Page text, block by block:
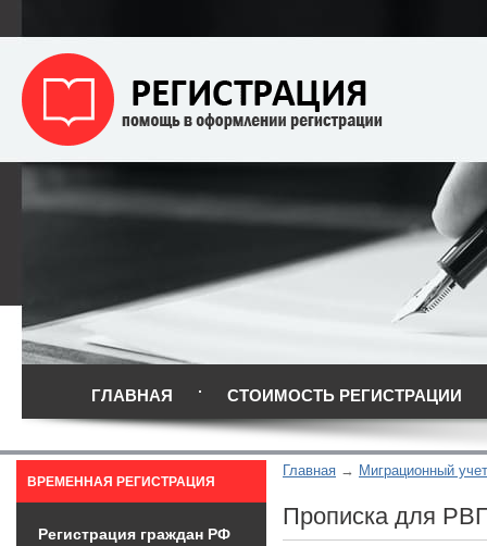
ГЛАВНАЯ СТОИМОСТЬ РЕГИСТРАЦИИ
Главная Миграционный
Прописка для
ВРЕМЕННАЯ РЕГИСТРАЦИЯ
Регистрация граждан РФ